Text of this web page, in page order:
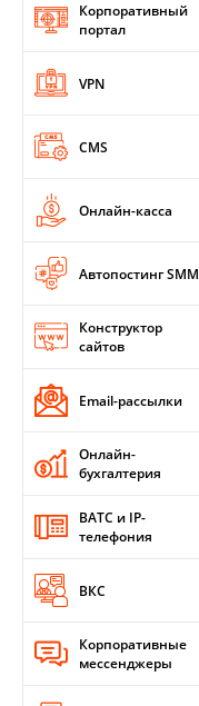
Корпоративный
портал
VPN
CMS
Онлайн-касса
Автопостинг SMM
Конструктор
сайтов
Email-рассылки
Онлайн-
бухгалтерия
ВАТС и IP-
телефония
ВКС
Корпоративные
мессенджеры